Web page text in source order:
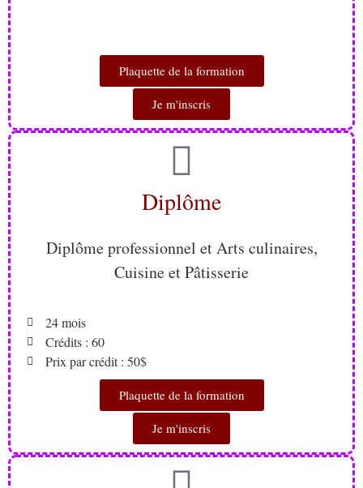
Plaquette de la formation
Je m'inscris
Diplôme
Diplôme professionnel et Arts culinaires,
Cuisine et Pâtisserie
24 mois
Crédits : 60
Prix par crédit : 50$
Plaquette de la formation
Je m'inscris